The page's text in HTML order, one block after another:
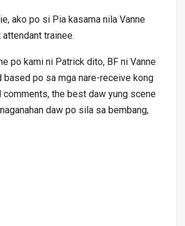
ako po si Pia kasama nila Vanne
trainee.
po kami ni Patrick dito, BF ni Vanne
based po sa mga nare-receive kong
the best daw yung scene
daw po sila sa bembang,